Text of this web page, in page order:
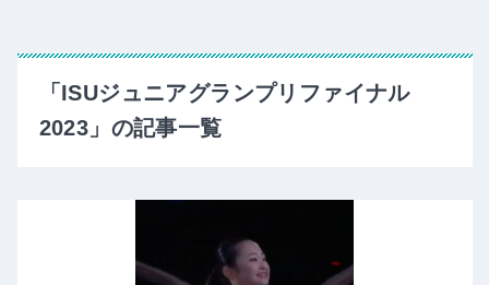
「ISUジュニアグランプリファイナル
2023」の記事一覧